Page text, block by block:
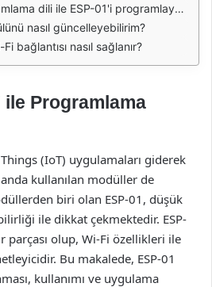
dili ile ESP-01'i programlayabilirim?
nasıl güncelleyebilirim?
bağlantısı nasıl sağlanır?
ile Programlama
(IoT) uygulamaları giderek
kullanılan modüller de
biri olan ESP-01, düşük
ile dikkat çekmektedir. ESP-
parçası olup, Wi-Fi özellikleri ile
Bu makalede, ESP-01
kullanımı ve uygulama